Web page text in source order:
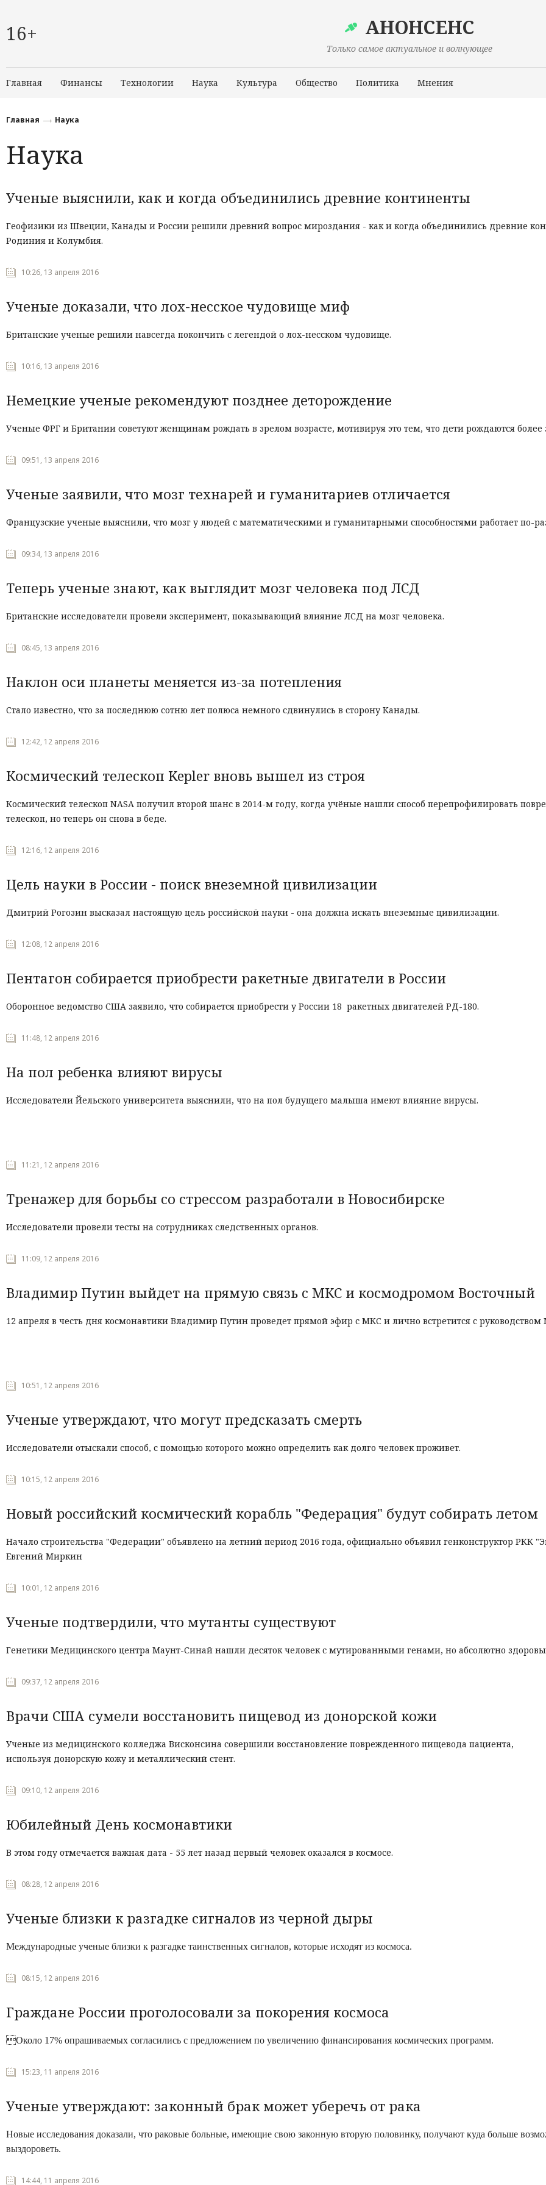
16+ АНОНСЕНС
Только самое актуальное и волнующее
Главная Финансы Технологии Наука Культура Общество Политика Мнения
Главная Наука
Наука
Ученые выяснили, как и когда объединились древние континенты
Геофизики из Швеции, Канады и России решили древний вопрос мироздания - как и когда объединились древние
Родиния и Колумбия.
10:26, 13 апреля 2016
Ученые доказали, что лох-несское чудовище миф
Британские ученые решили навсегда покончить с легендой о лох-несском чудовище.
10:16, 13 апреля 2016
Немецкие ученые рекомендуют позднее деторождение
Ученые ФРГ и Британии советуют женщинам рождать в зрелом возрасте, мотивируя это тем, что дети рождаются
09:51, 13 апреля 2016
Ученые заявили, что мозг технарей и гуманитариев отличается
Французские ученые выяснили, что мозг у людей с математическими и гуманитарными способностями работает по-
09:34, 13 апреля 2016
Теперь ученые знают, как выглядит мозг человека под ЛСД
Британские исследователи провели эксперимент, показывающий влияние ЛСД на мозг человека.
08:45, 13 апреля 2016
Наклон оси планеты меняется из-за потепления
Стало известно, что за последнюю сотню лет полюса немного сдвинулись в сторону Канады.
12:42, 12 апреля 2016
Космический телескоп Kepler вновь вышел из строя
Космический телескоп NASA получил второй шанс в 2014-м году, когда учёные нашли способ перепрофилировать
телескоп, но теперь он снова в беде.
12:16, 12 апреля 2016
Цель науки в России - поиск внеземной цивилизации
Дмитрий Рогозин высказал настоящую цель российской науки - она должна искать внеземные цивилизации.
12:08, 12 апреля 2016
Пентагон собирается приобрести ракетные двигатели в России
Оборонное ведомство США заявило, что собирается приобрести у России 18 ракетных двигателей РД-180.
11:48, 12 апреля 2016
На пол ребенка влияют вирусы
Исследователи Йельского университета выяснили, что на пол будущего малыша имеют влияние вирусы.
11:21, 12 апреля 2016
Тренажер для борьбы со стрессом разработали в Новосибирске
Исследователи провели тесты на сотрудниках следственных органов.
11:09, 12 апреля 2016
Владимир Путин выйдет на прямую связь с МКС и космодромом Восточный
12 апреля в честь дня космонавтики Владимир Путин проведет прямой эфир с МКС и лично встретится с руководством
10:51, 12 апреля 2016
Ученые утверждают, что могут предсказать смерть
Исследователи отыскали способ, с помощью которого можно определить как долго человек проживет.
10:15, 12 апреля 2016
Новый российский космический корабль "Федерация" будут собирать летом
Начало строительства "Федерации" объявлено на летний период 2016 года, официально объявил генконструктор РКК
Евгений Миркин
10:01, 12 апреля 2016
Ученые подтвердили, что мутанты существуют
Генетики Медицинского центра Маунт-Синай нашли десяток человек с мутированными генами, но абсолютно
09:37, 12 апреля 2016
Врачи США сумели восстановить пищевод из донорской кожи
Ученые из медицинского колледжа Висконсина совершили восстановление поврежденного пищевода пациента,
используя донорскую кожу и металлический стент.
09:10, 12 апреля 2016
Юбилейный День космонавтики
В этом году отмечается важная дата - 55 лет назад первый человек оказался в космосе.
08:28, 12 апреля 2016
Ученые близки к разгадке сигналов из черной дыры
Международные ученые близки к разгадке таинственных сигналов, которые исходят из космоса.
08:15, 12 апреля 2016
Граждане России проголосовали за покорения космоса
Около 17% опрашиваемых согласились с предложением по увеличению финансирования космических программ.
15:23, 11 апреля 2016
Ученые утверждают: законный брак может уберечь от рака
Новые исследования доказали, что раковые больные, имеющие свою законную вторую половинку, получают куда больше
выздороветь.
14:44, 11 апреля 2016